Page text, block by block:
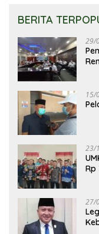
BERITA
29/
15/
23/
Rp
27/